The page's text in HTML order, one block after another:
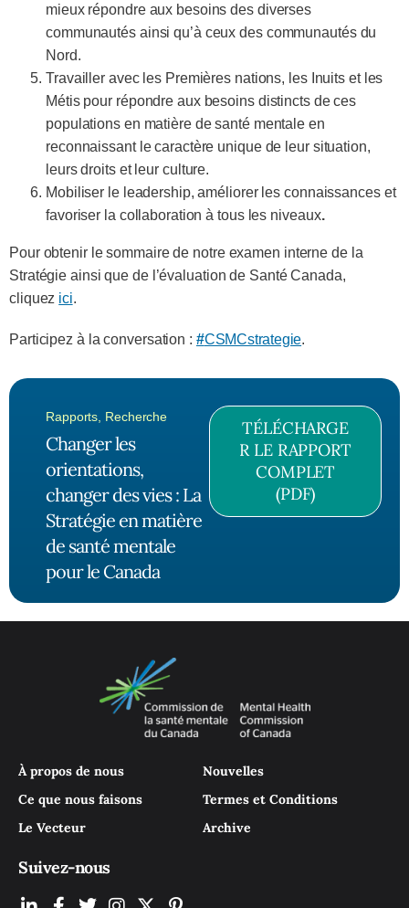
mieux répondre aux besoins des diverses
communautés ainsi qu’à ceux des communautés du
Nord.
Travailler avec les Premières nations, les Inuits et les
Métis pour répondre aux besoins distincts de ces
populations en matière de santé mentale en
reconnaissant le caractère unique de leur situation,
leurs droits et leur culture.
Mobiliser le leadership, améliorer les connaissances et
favoriser la collaboration à tous les niveaux.
Pour obtenir le sommaire de notre examen interne de la
Stratégie ainsi que de l’évaluation de Santé Canada,
cliquez ici.
Participez à la conversation : #CSMCstrategie.
Rapports Recherche
Changer les
orientations,
changer des vies : La
Stratégie en matière
de santé mentale
pour le Canada
TÉLÉCHARGE
R LE RAPPORT
COMPLET
(PDF)
À propos de nous
Ce que nous faisons
Le Vecteur
Nouvelles
Termes et Conditions
Archive
Suivez-nous